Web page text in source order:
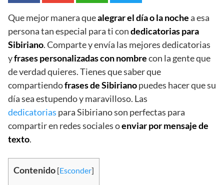
Que mejor manera quealegrar el día o la nochea esa
persona tan especial para ti condedicatorias para
Sibiriano. Comparte y envía las mejores dedicatorias
yfrases personalizadas con nombrecon la gente que
de verdad quieres. Tienes que saber que
compartiendofrases de Sibirianopuedes hacer que su
día sea estupendo y maravilloso. Las
dedicatorias para Sibiriano son perfectas para
compartir en redes sociales oenviar por mensaje de
texto.
Contenido [Esconder]